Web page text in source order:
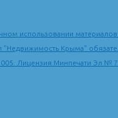
использовании материалов
"Недвижимость Крыма"
Лицензия Минпечати Эл №